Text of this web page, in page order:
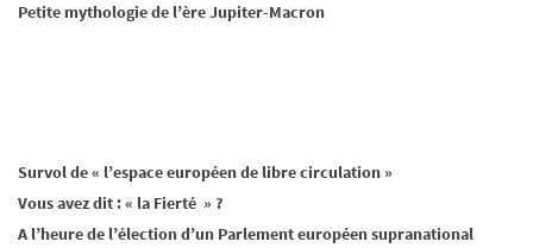
Petite mythologie de l’ère Jupiter-Macron
Survol de « l’espace européen de libre circulation »
Vous avez dit : « la Fierté » ?
A l’heure de l’élection d’un Parlement européen supranational